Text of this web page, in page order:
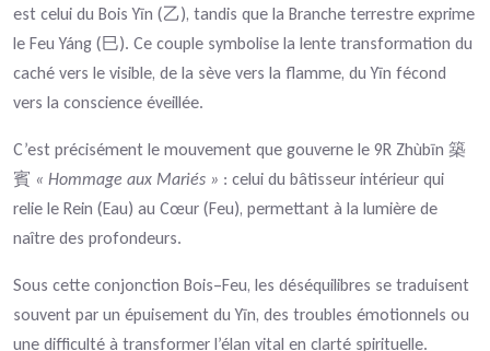
est celui du Bois Yīn (乙), tandis que la Branche terrestre exprime
le Feu Yáng (巳). Ce couple symbolise la lente transformation du
caché vers le visible, de la sève vers la flamme, du Yīn fécond
vers la conscience éveillée.
C’est précisément le mouvement que gouverne le 9R Zhùbīn 築
賓 « Hommage aux Mariés » : celui du bâtisseur intérieur qui
relie le Rein (Eau) au Cœur (Feu), permettant à la lumière de
naître des profondeurs.
Sous cette conjonction Bois–Feu, les déséquilibres se traduisent
souvent par un épuisement du Yīn, des troubles émotionnels ou
une difficulté à transformer l’élan vital en clarté spirituelle.